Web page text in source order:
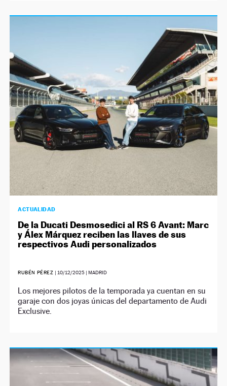
ACTUALIDAD
De la Ducati Desmosedici al RS 6 Avant: Marc
y Álex Márquez reciben las llaves de sus
respectivos Audi personalizados
RUBÉN PÉREZ | 10/12/2025 | MADRID
Los mejores pilotos de la temporada ya cuentan en su
garaje con dos joyas únicas del departamento de Audi
Exclusive.